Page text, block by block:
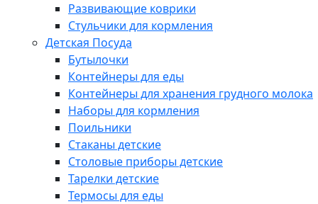
Развивающие коврики
Стульчики для кормления
Детская Посуда
Бутылочки
Контейнеры для еды
Контейнеры для хранения грудного молока
Наборы для кормления
Поильники
Стаканы детские
Столовые приборы детские
Тарелки детские
Термосы для еды